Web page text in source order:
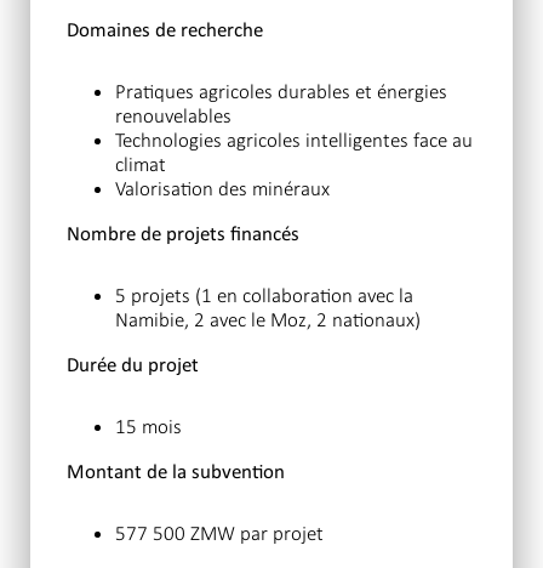
Domaines de recherche
Pratiques agricoles durables et énergies
renouvelables
Technologies agricoles intelligentes face au
climat
Valorisation des minéraux
Nombre de projets financés
5 projets (1 en collaboration avec la
Namibie, 2 avec le Moz, 2 nationaux)
Durée du projet
15 mois
Montant de la subvention
577 500 ZMW par projet